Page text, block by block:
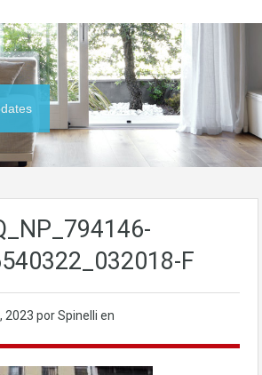
F
2023 por Spinelli en